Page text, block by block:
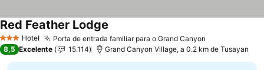
3 EstrelasHotel Porta de entrada familiar para o Grand Canyon
Red Feather Lodge
8,5 Excelente 15.114 Grand Canyon Village, a 0.2 km de Tusayan